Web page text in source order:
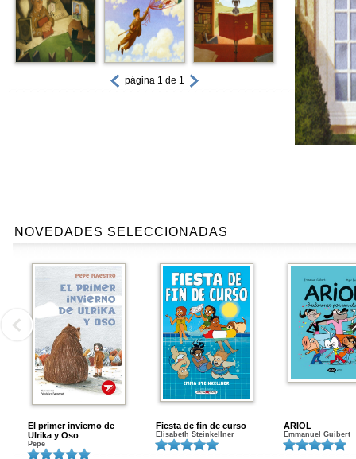
página 1 de 1
NOVEDADES SELECCIONADAS
El primer invierno de
Ulrika y Oso
Pepe
Fiesta de fin de curso
Elisabeth Steinkellner
ARIOL
Emmanuel Guibert